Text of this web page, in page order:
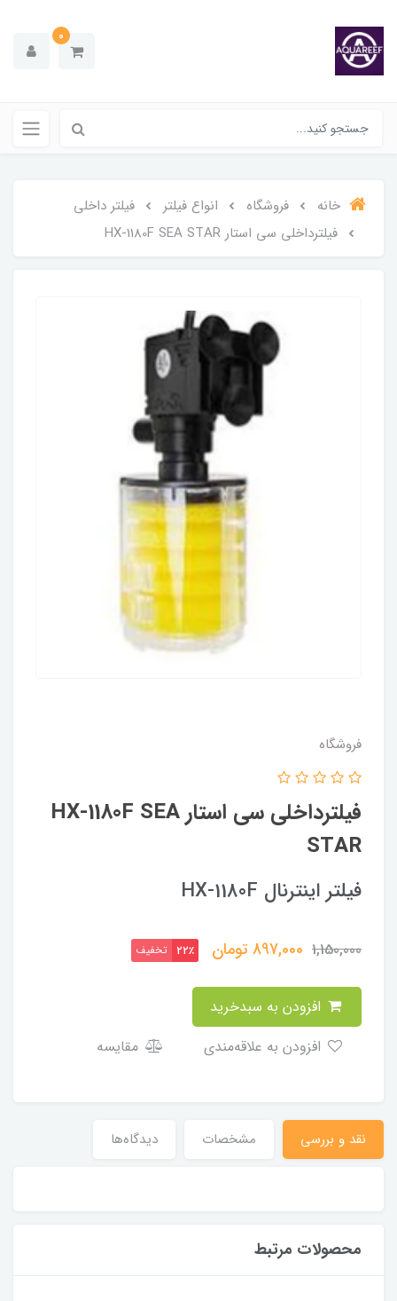
0
خانه فروشگاه انواع فیلتر
فیلتر داخلی
فیلترداخلی سی استار HX-1180F SEA STAR
فروشگاه
فیلترداخلی سی استار HX-1180F SEA
STAR
فیلتر اینترنال HX-1180F
1,150,000
897,000تومان 22٪ تخفیف
مقایسه
نقد و بررسی مشخصات دیدگاه‌ها
محصولات مرتبط